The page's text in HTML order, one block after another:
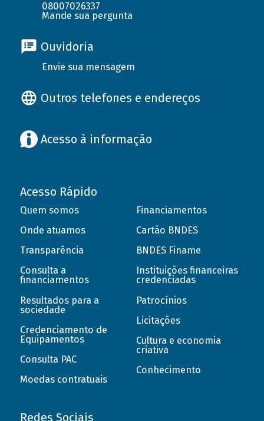
08007026337
Mande sua pergunta
Ouvidoria
Envie sua mensagem
Outros telefones e endereços
Acesso à informação
Acesso Rápido
Quem somos
Onde atuamos
Transparência
Consulta a
financiamentos
Resultados para a
sociedade
Credenciamento de
Equipamentos
Consulta PAC
Moedas contratuais
Financiamentos
Cartão BNDES
BNDES Finame
Instituições financeiras
credenciadas
Patrocínios
Licitações
Cultura e economia
criativa
Conhecimento
Redes Sociais